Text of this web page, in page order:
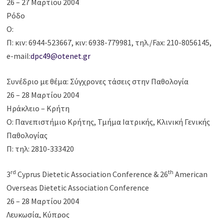
26 – 27 Μαρτίου 2004
Ρόδο
Ο:
Π: κιν: 6944-523667, κιν: 6938-779981, τηλ./Fax: 210-8056145,
e-mail:dpc49@otenet.gr
Συνέδριο με θέμα: Σύγχρονες τάσεις στην Παθολογία
26 – 28 Μαρτίου 2004
Ηράκλειο – Κρήτη
Ο: Πανεπιστήμιο Κρήτης, Τμήμα Ιατρικής, Κλινική Γενικής
Παθολογίας
Π: τηλ: 2810-333420
3rd Cyprus Dietetic Association Conference & 26th American
Overseas Dietetic Association Conference
26 – 28 Μαρτίου 2004
Λευκωσία, Κύπρος